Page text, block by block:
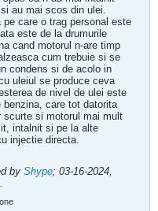
au mai scos din ulei.
pe care o trag personal este
este de la drumurile
cand motorul n-are timp
cum trebuie si se
condens si de acolo in
uleiul se produce ceva
de nivel de ulei este
benzina, care tot datorita
scurte si motorul mai mult
intalnit si pe la alte
injectie directa.
by Shype; 03-16-2024,
.